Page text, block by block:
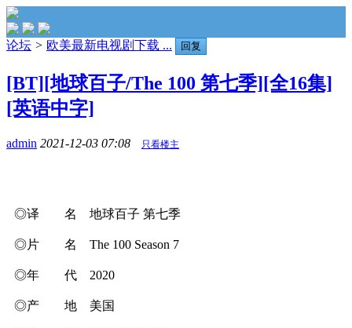
论坛 > 欧美最新电视剧下载 ... 回复
[BT][地球百子/The 100 第七季][全16集]
[英语中字]
admin 2021-12-03 07:08 只看楼主
◎译 名 地球百子 第七季
◎片 名 The 100 Season 7
◎年 代 2020
◎产 地 美国